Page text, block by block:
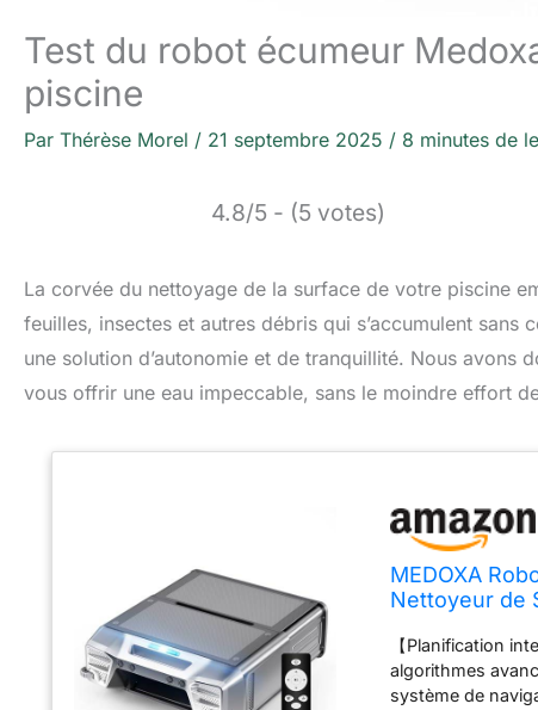
Test du robot écumeur
piscine
Par Thérèse Morel / 21 septembre 2025 / 8 minutes de
4.8/5 - (5 votes)
La corvée du nettoyage de la surface de votre piscine
feuilles, insectes et autres débris qui s’accumulent
une solution d’autonomie et de tranquillité. Nous avons
vous offrir une eau impeccable, sans le moindre effort
MEDOXA
Nettoyeur de
【Planification
algorithmes
système de